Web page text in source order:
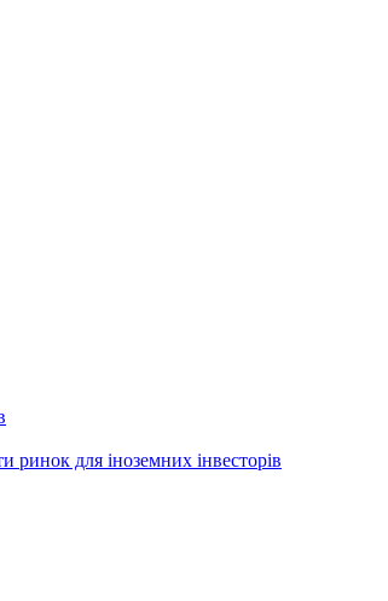
ринок для іноземних інвесторів